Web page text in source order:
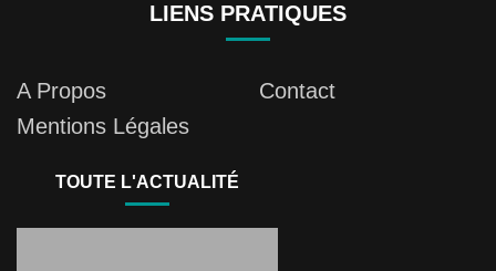
LIENS PRATIQUES
A Propos
Contact
Mentions Légales
TOUTE L'ACTUALITÉ